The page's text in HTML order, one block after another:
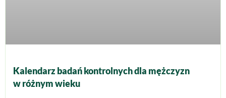
Kalendarz badań kontrolnych dla mężczyzn
w różnym wieku